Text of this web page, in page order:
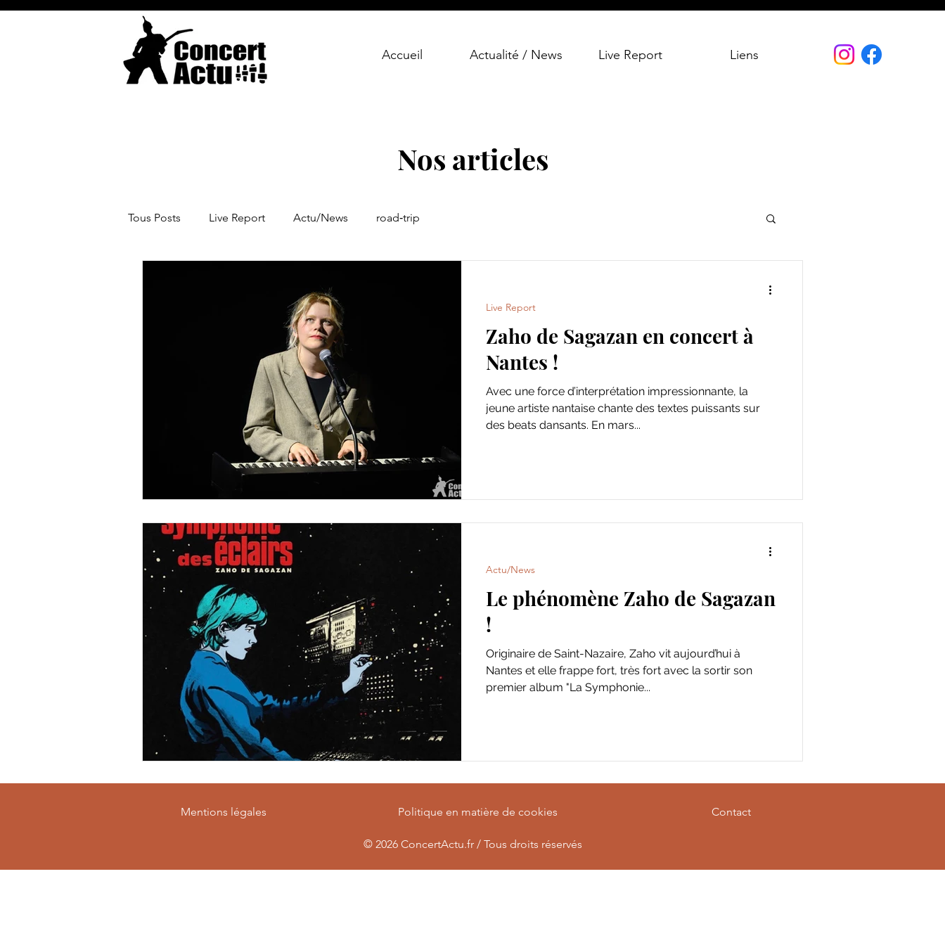
Accueil Actualité / News Live Report Liens
Nos articles
Tous Posts Live Report Actu/News road‑trip
Zaho de Sagazan en concert à
Nantes !
Avec une force d’interprétation impressionnante, la
jeune artiste nantaise chante des textes puissants sur
des beats dansants. En mars...
Live Report
Le phénomène Zaho de Sagazan
!
Originaire de Saint-Nazaire, Zaho vit aujourd’hui à
Nantes et elle frappe fort, très fort avec la sortir son
premier album "La Symphonie...
Actu/News
Mentions légales Politique en matière de cookies Contact
© 2026 ConcertActu.fr / Tous droits réservés